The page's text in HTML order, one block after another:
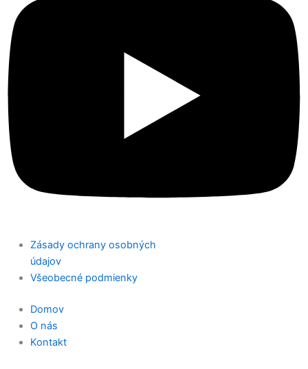
Zásady ochrany osobných
údajov
Všeobecné podmienky
Domov
O nás
Kontakt